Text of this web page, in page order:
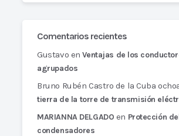
Comentarios recientes
Gustavo enVentajas de los
agrupados
Bruno Rubén Castro de la Cuba
tierra de la torre de transmisión
MARIANNA DELGADO en Protección
condensadores